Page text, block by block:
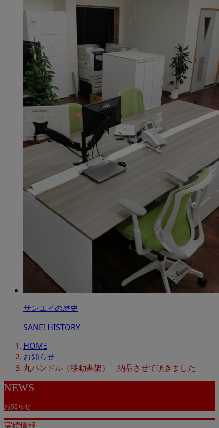
サンエイの歴史
SANEI HISTORY
HOME
お知らせ
丸ハンドル（移動書架） 納品させて頂きました
NEWS
お知らせ
実績情報